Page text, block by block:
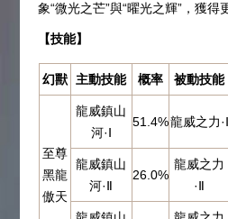
象“微光之芒”與“曜光之輝”，獲得
【技能】
幻獸 主動技能 概率 被動技能
至尊
黑龍
傲天
龍威鎮山
河·Ⅰ
51.4%龍威之力·Ⅰ
龍威鎮山
河·Ⅱ
26.0%
龍威之力
·Ⅱ